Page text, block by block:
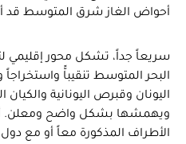
أحواض الغاز شرق المتوسط قد
سريعاً جداً، تشكل محور إقليمي
البحر المتوسط تنقيباًّ
اليونان وقبرص اليونانية
ويهمشها بشكل واضح ومعلن.
الأطراف المذكورة معاً أو مع